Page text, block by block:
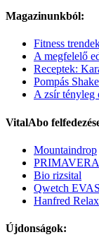
Magazinunkból:
Fitness
A megfelelő
Receptek:
Pompás
A zsír tényleg
VitalAbo
Mountaindrop
Bio rizsital
Qwetch
Hanfred
Újdonságok: